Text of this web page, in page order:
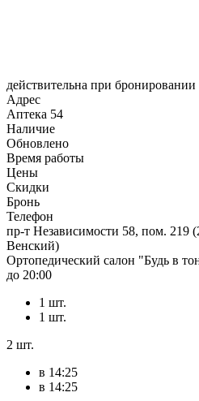
действительна при бронировании
Адрес
Аптека 54
Наличие
Обновлено
Время работы
Цены
Скидки
Бронь
Телефон
пр-т Независимости 58, пом. 219
Венский)
Ортопедический салон "Будь в
до 20:00
1 шт.
1 шт.
2 шт.
в 14:25
в 14:25